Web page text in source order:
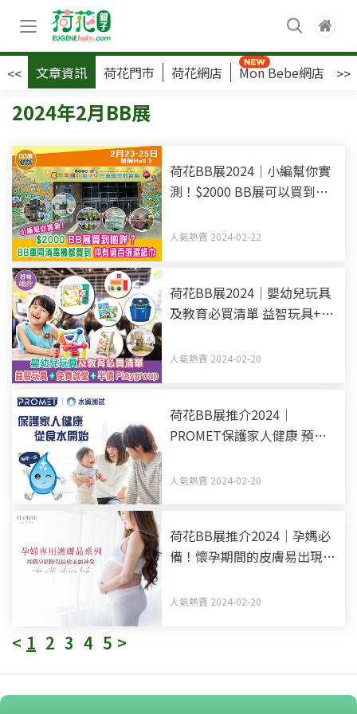
<< 文章資訊 荷花門市 荷花網店 Mon Bebe網店 >>
2024年2月BB展
荷花BB展2024｜小編幫你實
測！$2000 BB展可以買到甚
有過百張濕紙巾
人氣熱賣 2024-02-22
荷花BB展2024｜嬰幼兒玩具
及教育必買清單 益智玩具+免
人氣熱賣 2024-02-20
荷花BB展推介2024｜
PROMET保護家人健康 預防
人氣熱賣 2024-02-20
荷花BB展推介2024｜孕媽必
備！懷孕期間的皮膚易出現妊
然安全 維持肌膚健康穩定
人氣熱賣 2024-02-20
< 1 2 3 4 5 >